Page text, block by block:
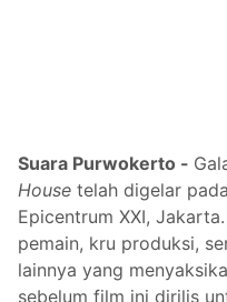
Suara Purwokerto -
House telah digelar
Epicentrum XXI,
pemain, kru produksi,
lainnya yang
sebelum film ini dirilis